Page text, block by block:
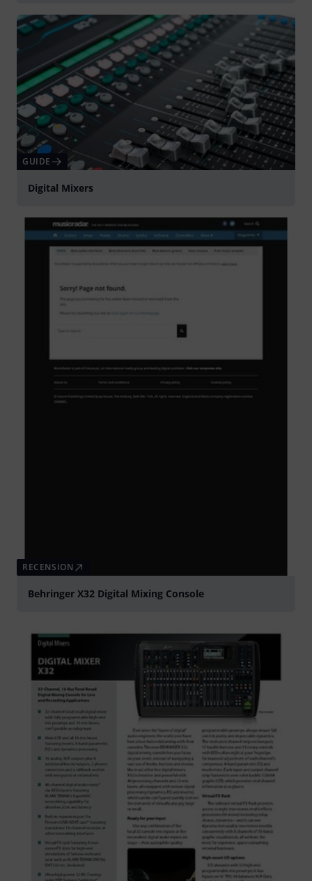
GUIDE
Digital Mixers
RECENSION
Behringer X32 Digital Mixing Console